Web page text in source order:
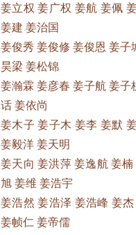
姜立权 姜广权 姜航 姜佩
姜建 姜治国
姜俊秀 姜俊修 姜俊恩 姜子
昊梁 姜松锦
姜瀚霖 姜彦春 姜子航 姜子
话 姜依尚
姜木子 姜子木 姜李 姜默
姜毅洋 姜天明
姜天向 姜洪萍 姜逸航 姜
旭 姜维 姜浩宇
姜浩然 姜浩泽 姜浩峰 姜
姜帧仁 姜帝儒